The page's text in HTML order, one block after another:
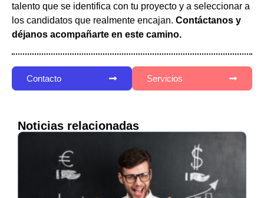
talento que se identifica con tu proyecto y a seleccionar a
los candidatos que realmente encajan. Contáctanos y
déjanos acompañarte en este camino.
Contacto Servicios
Noticias relacionadas